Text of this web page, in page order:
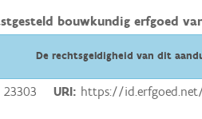
bouwkundig erfgoed
De rechtsgeldigheid van dit
23303 URI https://